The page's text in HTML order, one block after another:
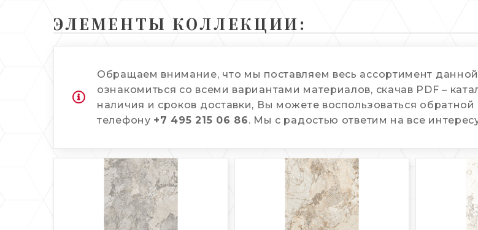
ЭЛЕМЕНТЫ КОЛЛЕКЦИИ:
Обращаем внимание, что мы поставляем весь ассортимент
ознакомиться со всеми вариантами материалов, скачав PDF –
наличия и сроков доставки, Вы можете воспользоваться
телефону +7 495 215 06 86. Мы с радостью ответим на все